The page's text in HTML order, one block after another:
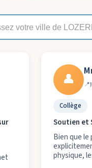
👤
Collège
Soutien et
Bien que
physique,